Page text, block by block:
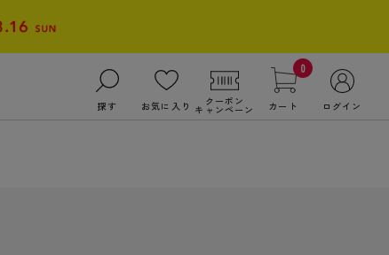
探す お気に入り クーポン
キャンペーン
0
カート ログイン